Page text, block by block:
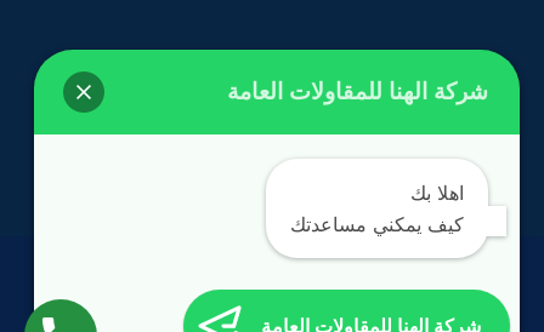
روابط تهمك
الرئيسية
الحقوق محفوظة©مؤسسة الهنا 2024
شركة الهنا للمقاولات العامة
اهلا بك
كيف يمكني مساعدتك
شركة الهنا للمقاولات العامة